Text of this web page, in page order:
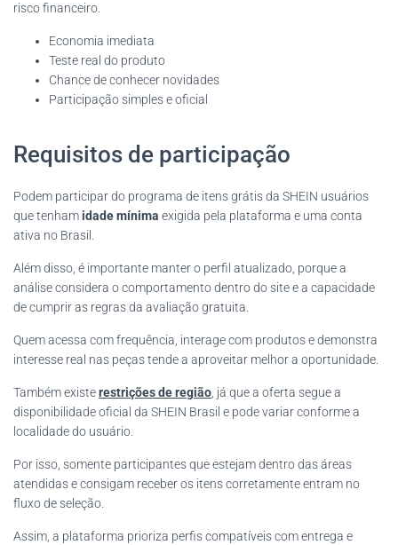
risco financeiro.
Economia imediata
Teste real do produto
Chance de conhecer novidades
Participação simples e oficial
Requisitos de participação
Podem participar do programa de itens grátis da SHEIN usuários
que tenhamidade mínima exigida pela plataforma e uma conta
ativa no Brasil.
Além disso, é importante manter o perfil atualizado, porque a
análise considera o comportamento dentro do site e a capacidade
de cumprir as regras da avaliação gratuita.
Quem acessa com frequência, interage com produtos e demonstra
interesse real nas peças tende a aproveitar melhor a oportunidade.
Também existerestrições de região , já que a oferta segue a
disponibilidade oficial da SHEIN Brasil e pode variar conforme a
localidade do usuário.
Por isso, somente participantes que estejam dentro das áreas
atendidas e consigam receber os itens corretamente entram no
fluxo de seleção.
Assim, a plataforma prioriza perfis compatíveis com entrega e